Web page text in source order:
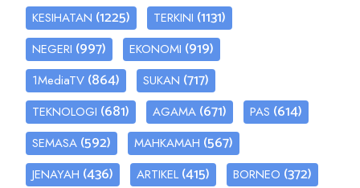
KESIHATAN (1225) TERKINI (1131)
NEGERI (997) EKONOMI (919)
1MediaTV (864) SUKAN (717)
TEKNOLOGI (681) AGAMA (671) PAS (614)
SEMASA (592) MAHKAMAH (567)
JENAYAH (436) ARTIKEL (415) BORNEO (372)